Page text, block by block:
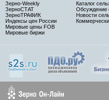
Зерно-Weekly
ЗерноСТАТ
ЗерноТРАФИК
Индексы цен России
Мировые цены FOB
Мировые биржи
Каталог
Обсуждение
Новости